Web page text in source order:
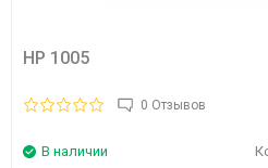
HP 1005
0 Отзывов
В наличии